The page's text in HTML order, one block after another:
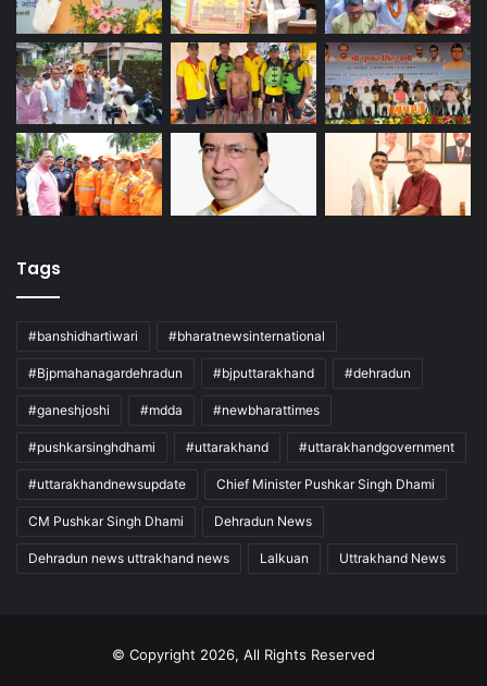
Tags
#banshidhartiwari #bharatnewsinternational
#Bjpmahanagardehradun #bjputtarakhand #dehradun
#ganeshjoshi #mdda #newbharattimes
#pushkarsinghdhami #uttarakhand #uttarakhandgovernment
#uttarakhandnewsupdate Chief Minister Pushkar Singh Dhami
CM Pushkar Singh Dhami Dehradun News
Dehradun news uttrakhand news Lalkuan Uttrakhand News
© Copyright 2026, All Rights Reserved